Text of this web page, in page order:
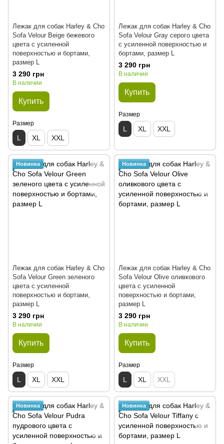
Лежак для собак Harley & Cho
Sofa Velour Beige бежевого
цвета с усиленной
поверхностью и бортами,
размер L
3 290 грн
В наличии
Купить
Размер
L XL XXL
Лежак для собак Harley & Cho
Sofa Velour Gray серого цвета
с усиленной поверхностью и
бортами, размер L
3 290 грн
В наличии
Купить
Размер
L XL XXL
Новинка
Лежак для собак Harley & Cho
Sofa Velour Green зеленого
цвета с усиленной
поверхностью и бортами,
размер L
3 290 грн
В наличии
Купить
Размер
L XL XXL
Новинка
Лежак для собак Harley & Cho
Sofa Velour Olive оливкового
цвета с усиленной
поверхностью и бортами,
размер L
3 290 грн
В наличии
Купить
Размер
L XL XXL
Новинка Новинка